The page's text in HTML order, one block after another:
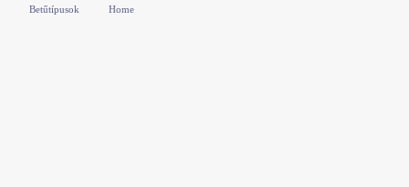
Betűtípusok Home